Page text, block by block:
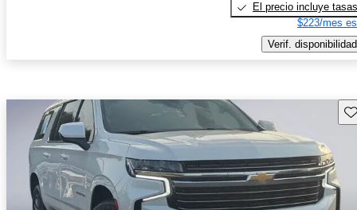
El precio incluye tasas
$223/mes
Verif. disponibilidad